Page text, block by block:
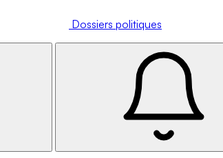
Dossiers politiques